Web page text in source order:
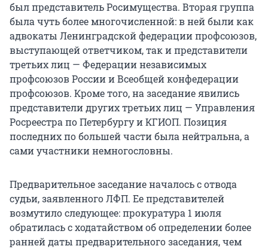
был представитель Росимущества. Вторая группа
была чуть более многочисленной: в ней были как
адвокаты Ленинградской федерации профсоюзов,
выступающей ответчиком, так и представители
третьих лиц — Федерации независимых
профсоюзов России и Всеобщей конфедерации
профсоюзов. Кроме того, на заседание явились
представители других третьих лиц — Управления
Росреестра по Петербургу и КГИОП. Позиция
последних по большей части была нейтральна, а
сами участники немногословны.
Предварительное заседание началось с отвода
судьи, заявленного ЛФП. Ее представителей
возмутило следующее: прокуратура 1 июля
обратилась с ходатайством об определении более
ранней даты предварительного заседания, чем